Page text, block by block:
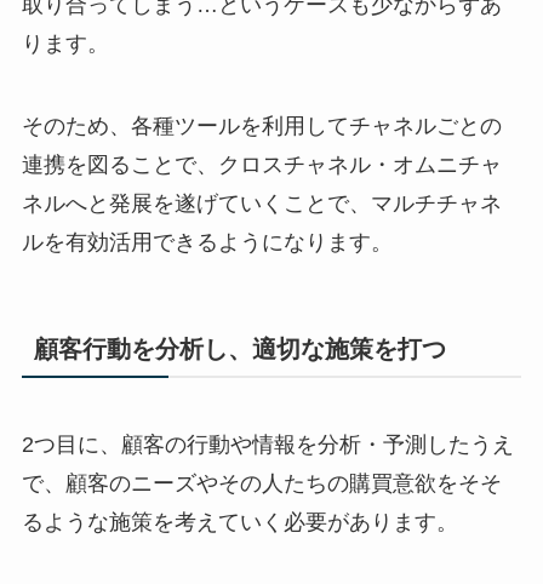
取り合ってしまう…というケースも少なからずあ
ります。
そのため、各種ツールを利用してチャネルごとの
連携を図ることで、クロスチャネル・オムニチャ
ネルへと発展を遂げていくことで、マルチチャネ
ルを有効活用できるようになります。
顧客行動を分析し、適切な施策を打つ
2つ目に、顧客の行動や情報を分析・予測したうえ
で、顧客のニーズやその人たちの購買意欲をそそ
るような施策を考えていく必要があります。